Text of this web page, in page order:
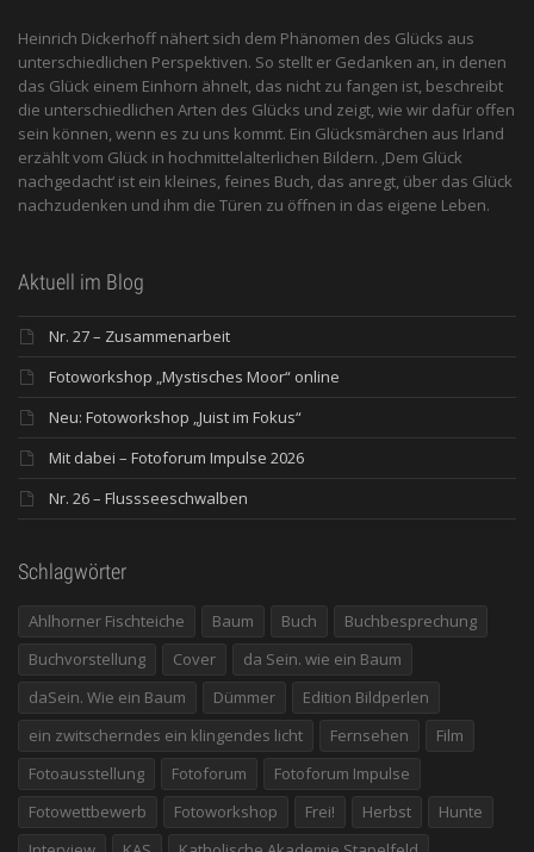
Heinrich Dickerhoff nähert sich dem Phänomen des Glücks aus
unterschiedlichen Perspektiven. So stellt er Gedanken an, in denen
das Glück einem Einhorn ähnelt, das nicht zu fangen ist, beschreibt
die unterschiedlichen Arten des Glücks und zeigt, wie wir dafür offen
sein können, wenn es zu uns kommt. Ein Glücksmärchen aus Irland
erzählt vom Glück in hochmittelalterlichen Bildern. ‚Dem Glück
nachgedacht‘ ist ein kleines, feines Buch, das anregt, über das Glück
nachzudenken und ihm die Türen zu öffnen in das eigene Leben.
Aktuell im Blog
Nr. 27 – Zusammenarbeit
Fotoworkshop „Mystisches Moor“ online
Neu: Fotoworkshop „Juist im Fokus“
Mit dabei – Fotoforum Impulse 2026
Nr. 26 – Flussseeschwalben
Schlagwörter
Ahlhorner Fischteiche Baum Buch
Buchbesprechung
Buchvorstellung
Cover
da Sein. wie ein Baum
daSein. Wie ein Baum
Dümmer
Edition Bildperlen
ein zwitscherndes ein klingendes licht
Fernsehen
Film
Fotoausstellung
Fotoforum
Fotoforum Impulse
Fotowettbewerb
Fotoworkshop Frei! Herbst
Hunte